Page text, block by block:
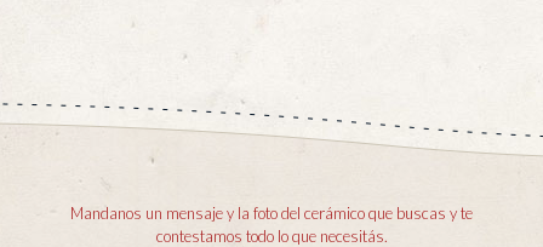
Mandanos un mensaje y la foto del cerámico que buscas y te
contestamos todo lo que necesitás.